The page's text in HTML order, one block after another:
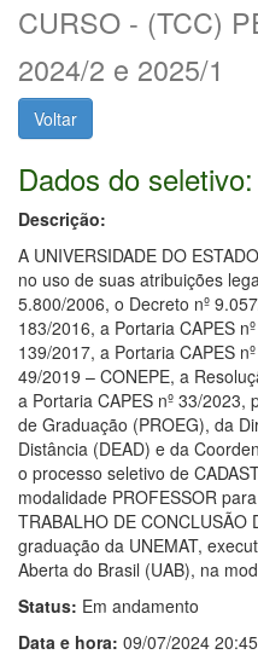
CURSO - (TCC)
2024/2 e 2025/1
Voltar
Dados do seletivo:
Descrição:
A UNIVERSIDADE DO
no uso de suas atribuições
5.800/2006, o Decreto nº
183/2016, a Portaria CAPES
139/2017, a Portaria CAPES
49/2019 – CONEPE, a
a Portaria CAPES nº 33/2023,
de Graduação (PROEG), da
Distância (DEAD) e da
o processo seletivo de
modalidade PROFESSOR
TRABALHO DE
graduação da UNEMAT,
Aberta do Brasil (UAB), na
Status: Em andamento
Data e hora: 09/07/2024